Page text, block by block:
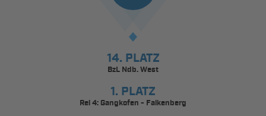
14. PLATZ
BzL Ndb. West
1. PLATZ
Rel 4: Gangkofen - Falkenberg